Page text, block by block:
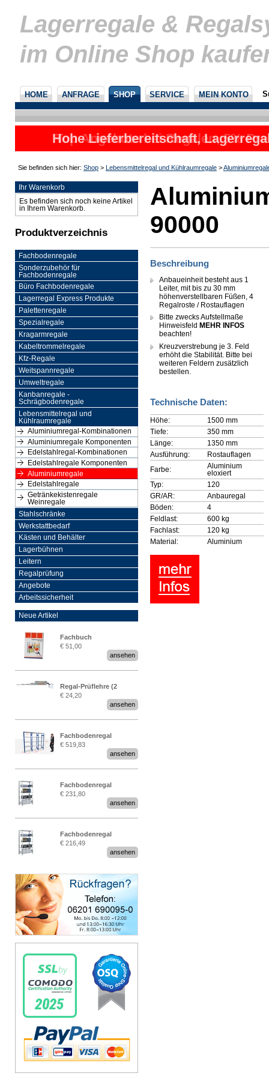
Lagerregale &
im Online Shop
HOME ANFRAGE SHOP SERVICE MEIN KONTO
Top Angebote bei Regalen, 5%
Hohe Lieferbereitschaft,
nicht
Sie befinden sich hier: Shop > Lebensmittelregal und Kühlraumregale >
Ihr Warenkorb
Es befinden sich noch keine Artikel
in Ihrem Warenkorb.
Produktverzeichnis
Fachbodenregale
Sonderzubehör für
Fachbodenregale
Büro Fachbodenregale
Lagerregal Express Produkte
Palettenregale
Spezialregale
Kragarmregale
Kabeltrommelregale
Kfz-Regale
Weitspannregale
Umweltregale
Kanbanregale -
Schrägbodenregale
Lebensmittelregal und
Kühlraumregale
Aluminiumregal-Kombinationen
Aluminiumregale Komponenten
Edelstahlregal-Kombinationen
Edelstahlregale Komponenten
Aluminiumregale
Edelstahlregale
Getränkekistenregale
Weinregale
Stahlschränke
Werkstattbedarf
Kästen und Behälter
Lagerbühnen
Leitern
Regalprüfung
Angebote
Arbeitssicherheit
Neue Artikel
Fachbuch
„Regalprüfung nach DIN
€ 51,00
ansehen
Regal-Prüflehre (2
Stück)
€ 24,20
ansehen
Fachbodenregal
Stecksystem MultiPlus
2,25 Meter breit
€ 519,83
ansehen
Fachbodenregal
Stecksystem MultiPlus
€ 231,80
ansehen
Fachbodenregal
Stecksystem MultiPlus
€ 216,49
ansehen
90000
Beschreibung
Anbaueinheit besteht aus 1
Leiter, mit bis zu 30 mm
höhenverstellbaren Füßen, 4
Regalroste / Rostauflagen
Bitte zwecks Aufstellmaße
Hinweisfeld MEHR INFOS
beachten!
Kreuzverstrebung je 3. Feld
erhöht die Stabilität. Bitte bei
weiteren Feldern zusätzlich
bestellen.
Technische Daten:
Höhe:
1500 mm
Tiefe:
350 mm
Länge:
1350 mm
Ausführung:
Rostauflagen
Farbe:
Aluminium
eloxiert
Typ:
120
GR/AR:
Anbauregal
Böden:
4
Feldlast:
600 kg
Fachlast:
120 kg
Material:
Aluminium